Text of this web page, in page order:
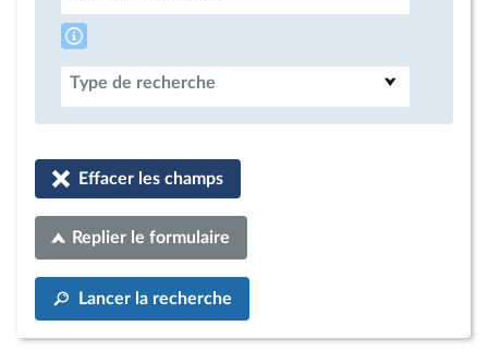
Type de recherche
Effacer les champs
Replier le formulaire
Lancer la recherche